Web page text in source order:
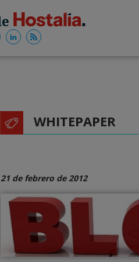
WHITEPAPER
21 de febrero de 2012